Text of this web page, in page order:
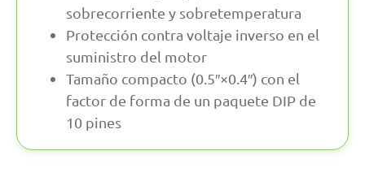
sobrecorriente y sobretemperatura
Protección contra voltaje inverso en el
suministro del motor
Tamaño compacto (0.5″×0.4″) con el
factor de forma de un paquete DIP de
10 pines